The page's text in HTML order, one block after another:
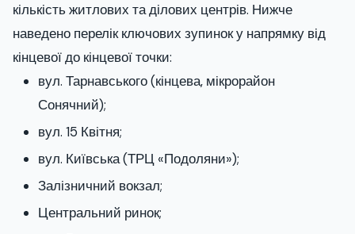
кількість житлових та ділових центрів. Нижче
наведено перелік ключових зупинок у напрямку від
кінцевої до кінцевої точки:
вул. Тарнавського (кінцева, мікрорайон
Сонячний);
вул. 15 Квітня;
вул. Київська (ТРЦ «Подоляни»);
Залізничний вокзал;
Центральний ринок;